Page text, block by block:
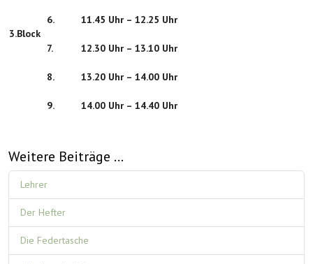
3.Block
6. 11.45 Uhr – 12.25 Uhr
7. 12.30 Uhr – 13.10 Uhr
8. 13.20 Uhr – 14.00 Uhr
9. 14.00 Uhr – 14.40 Uhr
Weitere Beiträge …
Lehrer
Der Hefter
Die Federtasche